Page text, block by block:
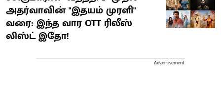
அதர்வாவின் "இதயம் முரளி"
வரை: இந்த வார OTT ரிலீஸ்
லிஸ்ட் இதோ!
Advertisement